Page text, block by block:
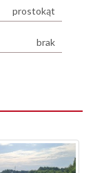
prostokąt
brak